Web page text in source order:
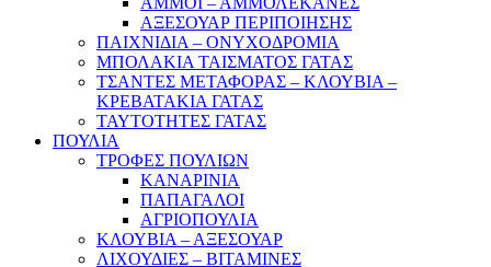
ΑΞΕΣΟΥΑΡ ΠΕΡΙΠΟΙΗΣΗΣ
ΠΑΙΧΝΙΔΙΑ – ΟΝΥΧΟΔΡΟΜΙΑ
ΜΠΟΛΑΚΙΑ ΤΑΙΣΜΑΤΟΣ ΓΑΤΑΣ
ΤΣΑΝΤΕΣ ΜΕΤΑΦΟΡΑΣ – ΚΛΟΥΒΙΑ –
ΚΡΕΒΑΤΑΚΙΑ ΓΑΤΑΣ
ΤΑΥΤΟΤΗΤΕΣ ΓΑΤΑΣ
ΠΟΥΛΙΑ
ΤΡΟΦΕΣ ΠΟΥΛΙΩΝ
ΚΑΝΑΡΙΝΙΑ
ΠΑΠΑΓΑΛΟΙ
ΑΓΡΙΟΠΟΥΛΙΑ
ΚΛΟΥΒΙΑ – ΑΞΕΣΟΥΑΡ
ΛΙΧΟΥΔΙΕΣ – ΒΙΤΑΜΙΝΕΣ